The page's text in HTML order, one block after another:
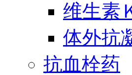
维生素
体外抗
抗血栓药